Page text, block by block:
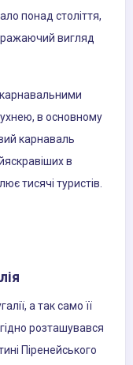
понад століття,
вигляд
в основному
карнаваль
в
тисячі туристів.
а так само її
розташувався
Піренейського